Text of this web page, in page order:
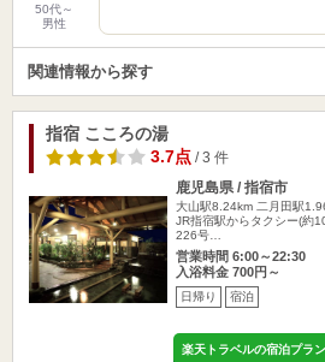
50代～
男性
関連情報から探す
指宿 こころの湯
3.7点/ 3 件
鹿児島県 / 指宿市
大山駅8.24km 二月田駅
JR指宿駅からタクシー(約
226号…
営業時間 6:00～22:30
入浴料金 700円～
日帰り 宿泊
楽天トラベルの宿泊プラ